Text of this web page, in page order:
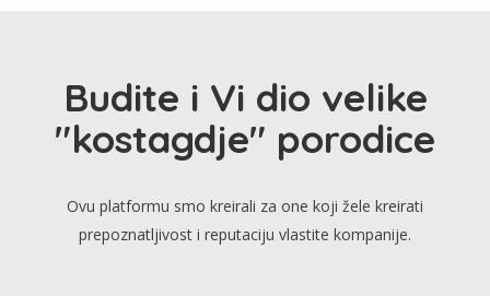
Budite i Vi dio velike
"kostagdje" porodice
Ovu platformu smo kreirali za one koji žele kreirati
prepoznatljivost i reputaciju vlastite kompanije.